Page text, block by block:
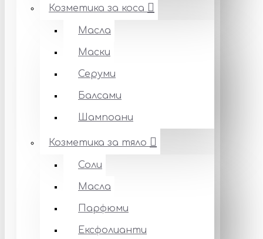
Козметика за коса
Масла
Маски
Серуми
Балсами
Шампоани
Козметика за тяло
Соли
Масла
Парфюми
Ексфолианти